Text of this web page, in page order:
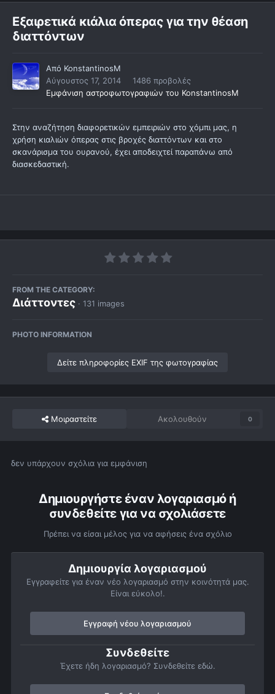
Εξαιρετικά κιάλια όπερας για την θέαση
διαττόντων
Από KonstantinosM
Αύγουστος 17, 2014
1486 προβολές
Εμφάνιση αστροφωτογραφιών του KonstantinosM
Στην αναζήτηση διαφορετικών εμπειριών στο χόμπι μας, η
χρήση κιαλιών όπερας στις βροχές διαττόντων και στο
σκανάρισμα του ουρανού, έχει αποδειχτεί παραπάνω από
διασκεδαστική.
FROM THE CATEGORY:
Διάττοντες · 131 images
PHOTO INFORMATION
Δείτε πληροφορίες EXIF της φωτογραφίας
Μοιραστείτε Ακολουθούν 0
δεν υπάρχουν σχόλια για εμφάνιση
Δημιουργήστε έναν λογαριασμό ή
συνδεθείτε για να σχολιάσετε
Πρέπει να είσαι μέλος για να αφήσεις ένα σχόλιο
Δημιουργία λογαριασμού
Εγγραφείτε για έναν νέο λογαριασμό στην κοινότητά μας.
Είναι εύκολο!.
Εγγραφή νέου λογαριασμού
Συνδεθείτε
Έχετε ήδη λογαριασμό? Συνδεθείτε εδώ.